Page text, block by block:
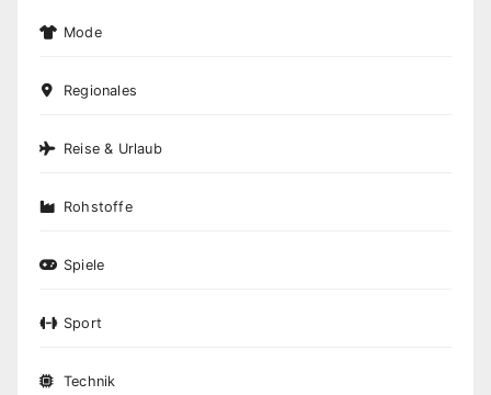
Mode
Regionales
Reise & Urlaub
Rohstoffe
Spiele
Sport
Technik